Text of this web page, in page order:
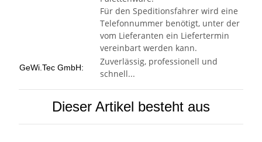
Für den Speditionsfahrer wird eine
Telefonnummer benötigt, unter der
vom Lieferanten ein Liefertermin
vereinbart werden kann.
GeWi.Tec GmbH:
Zuverlässig, professionell und
schnell...
Dieser Artikel besteht aus